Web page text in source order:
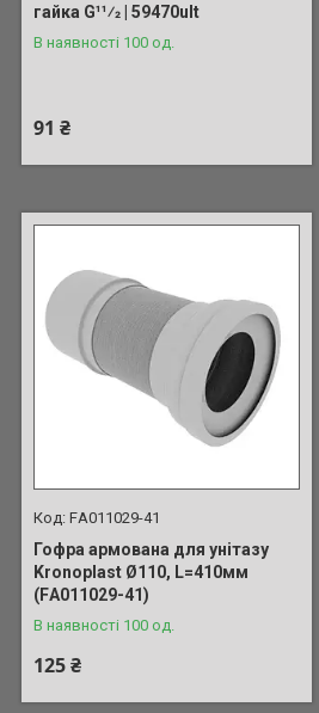
гайка G11⁄2 | 59470ult
В наявності 100 од.
91 ₴
FА011029-41
Гофра армована для унітазу
Kronoplast Ø110, L=410мм
(FА011029-41)
В наявності 100 од.
125 ₴